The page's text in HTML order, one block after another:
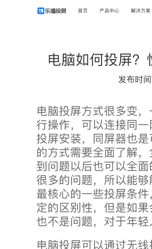
首页 产品中心 解决方案
电脑如何投屏
发布时
电脑投屏方式很多变
行操作，可以连接同
投屏安装，同屏器也
的方式需要全面了解
到问题以后也可以全
很多的问题，所以能
最核心的一些投屏条
定的区别性，但是如
也不是问题，对于年
电脑投屏可以通过无